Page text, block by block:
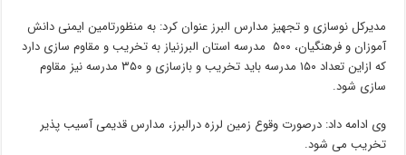
مدیرکل نوسازی و تجهیز مدارس البرز عنوان کرد: به منظورتامین ایمنی دانش
آموزان و فرهنگیان، ۵۰۰ مدرسه استان البرزنیاز به تخریب و مقاوم سازی دارد
که ازاین تعداد ۱۵۰ مدرسه باید تخریب و بازسازی و ۳۵۰ مدرسه نیز مقاوم
سازی شود.
وی ادامه داد: درصورت وقوع زمین لرزه درالبرز، مدارس قدیمی آسیب پذیر
تخریب می شود.